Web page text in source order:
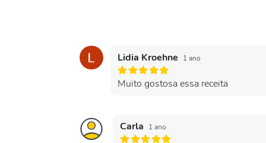
Lidia Kroehne 1 ano
Muito gostosa essa receita
Carla 1 ano